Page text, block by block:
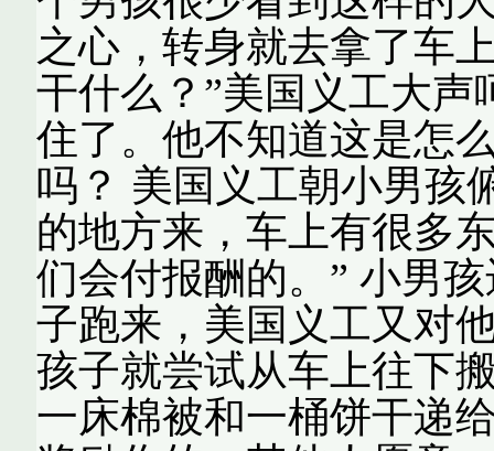
之心，转身就去拿了车
干什么？”美国义工大声
住了。他不知道这是怎
吗？ 美国义工朝小男孩
的地方来，车上有很多
们会付报酬的。” 小男
子跑来，美国义工又对
孩子就尝试从车上往下
一床棉被和一桶饼干递